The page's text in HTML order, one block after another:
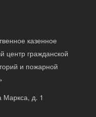
казенное
центр гражданской
и пожарной
Маркса, д. 1